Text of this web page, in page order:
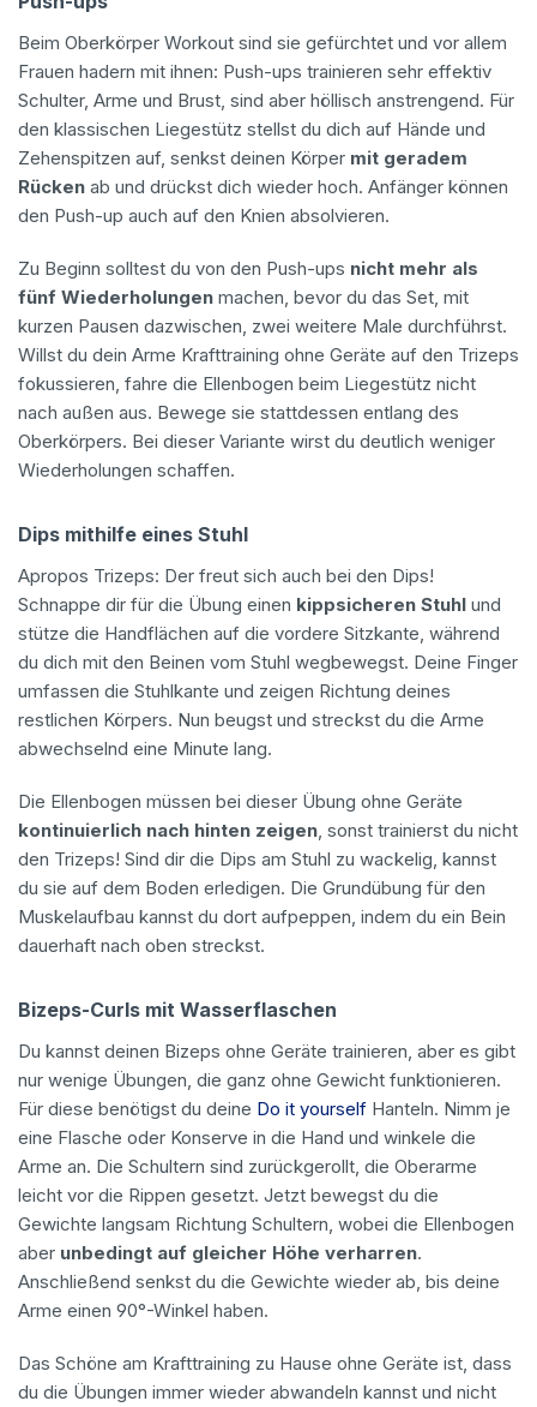
Beim Oberkörper Workout sind sie gefürchtet und vor allem
Frauen hadern mit ihnen: Push-ups trainieren sehr effektiv
Schulter, Arme und Brust, sind aber höllisch anstrengend. Für
den klassischen Liegestütz stellst du dich auf Hände und
Zehenspitzen auf, senkst deinen Körper mit geradem
Rücken ab und drückst dich wieder hoch. Anfänger können
den Push-up auch auf den Knien absolvieren.
Zu Beginn solltest du von den Push-ups nicht mehr als
fünf Wiederholungen machen, bevor du das Set, mit
kurzen Pausen dazwischen, zwei weitere Male durchführst.
Willst du dein Arme Krafttraining ohne Geräte auf den Trizeps
fokussieren, fahre die Ellenbogen beim Liegestütz nicht
nach außen aus. Bewege sie stattdessen entlang des
Oberkörpers. Bei dieser Variante wirst du deutlich weniger
Wiederholungen schaffen.
Dips mithilfe eines Stuhl
Apropos Trizeps: Der freut sich auch bei den Dips!
Schnappe dir für die Übung einen kippsicheren Stuhl und
stütze die Handflächen auf die vordere Sitzkante, während
du dich mit den Beinen vom Stuhl wegbewegst. Deine Finger
umfassen die Stuhlkante und zeigen Richtung deines
restlichen Körpers. Nun beugst und streckst du die Arme
abwechselnd eine Minute lang.
Die Ellenbogen müssen bei dieser Übung ohne Geräte
kontinuierlich nach hinten zeigen, sonst trainierst du nicht
den Trizeps! Sind dir die Dips am Stuhl zu wackelig, kannst
du sie auf dem Boden erledigen. Die Grundübung für den
Muskelaufbau kannst du dort aufpeppen, indem du ein Bein
dauerhaft nach oben streckst.
Bizeps-Curls mit Wasserflaschen
Du kannst deinen Bizeps ohne Geräte trainieren, aber es gibt
nur wenige Übungen, die ganz ohne Gewicht funktionieren.
Für diese benötigst du deine Do it yourself Hanteln. Nimm je
eine Flasche oder Konserve in die Hand und winkele die
Arme an. Die Schultern sind zurückgerollt, die Oberarme
leicht vor die Rippen gesetzt. Jetzt bewegst du die
Gewichte langsam Richtung Schultern, wobei die Ellenbogen
aber unbedingt auf gleicher Höhe verharren.
Anschließend senkst du die Gewichte wieder ab, bis deine
Arme einen 90°-Winkel haben.
Das Schöne am Krafttraining zu Hause ohne Geräte ist, dass
du die Übungen immer wieder abwandeln kannst und nicht